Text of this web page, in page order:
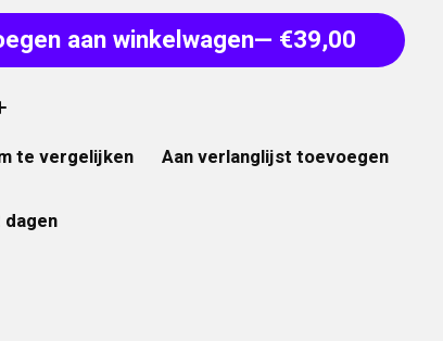
aan winkelwagen
— €39,00
te vergelijken Aan verlanglijst toevoegen